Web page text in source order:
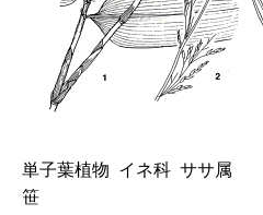
単子葉植物 イネ科 ササ属
笹